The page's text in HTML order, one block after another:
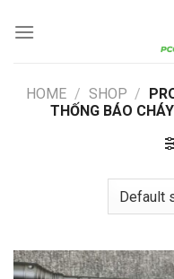
HOME / SHOP /
THỐNG BÁO